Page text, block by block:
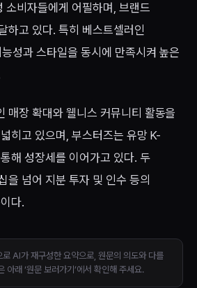
비자들에게 어필하며, 브랜드
하고 있다. 특히 베스트셀러인
성과 스타일을 동시에 만족시켜 높은
매장 확대와 웰니스 커뮤니티 활동을
히고 있으며, 부스터즈는 유망 K-
해 성장세를 이어가고 있다. 두
을 넘어 지분 투자 및 인수 등의
다.
AI가 재구성한 요약으로, 원문의 의도와 다를
아래 ‘원문 보러가기’에서 확인해 주세요.